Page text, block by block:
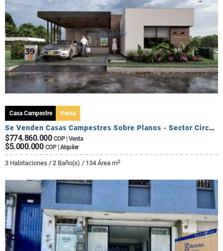
Casa Campestre Venta
Se Venden Casas Campestres Sobre Planos - Sector Circasia
$774.860.000 COP | Venta
$5.000.000 COP | Alquiler
3 Habitaciones / 2 Baño(s) / 134 Área m2